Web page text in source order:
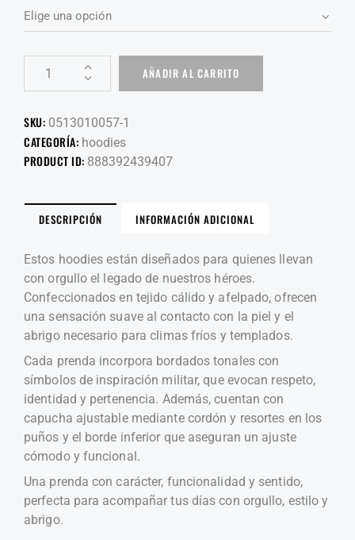
AÑADIR AL CARRITO
SKU: 0513010057-1
CATEGORÍA: hoodies
PRODUCT ID: 888392439407
DESCRIPCIÓN INFORMACIÓN ADICIONAL
Estos hoodies están diseñados para quienes llevan
con orgullo el legado de nuestros héroes.
Confeccionados en tejido cálido y afelpado, ofrecen
una sensación suave al contacto con la piel y el
abrigo necesario para climas fríos y templados.
Cada prenda incorpora bordados tonales con
símbolos de inspiración militar, que evocan respeto,
identidad y pertenencia. Además, cuentan con
capucha ajustable mediante cordón y resortes en los
puños y el borde inferior que aseguran un ajuste
cómodo y funcional.
Una prenda con carácter, funcionalidad y sentido,
perfecta para acompañar tus días con orgullo, estilo y
abrigo.